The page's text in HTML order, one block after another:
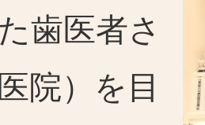
歯医者さ
院）を目